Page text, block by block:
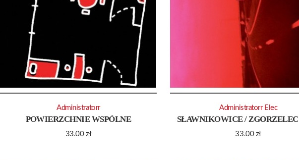
POWIERZCHNIE WSPÓLNE
33.00zł
Administratorr
SŁAWNIKOWICE / ZGORZELEC
33.00 zł
Administratorr Elec